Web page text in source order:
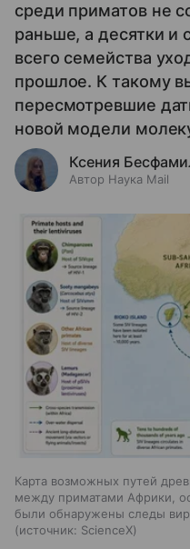
среди приматов не
раньше, а десятки и
всего семейства
прошлое. К такому
пересмотревшие
новой модели
Ксения
Автор Наука Mail
Карта возможных путей
между приматами Африки,
были обнаружены следы
источник: ScienceX